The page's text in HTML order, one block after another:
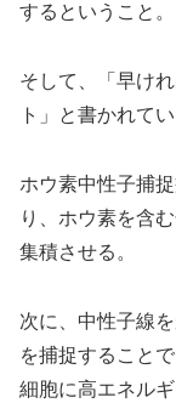
するということ。
そして、「早け
ト」と書かれてい
ホウ素中性子捕
り、ホウ素を含
集積させる。
次に、中性子線
を捕捉すること
細胞に高エネル